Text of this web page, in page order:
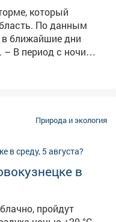
который
данным
в ближайшие дни
по области
днём местами
ветра 18-23 м/с,
погода выше
ветра до 14 м/с.
области
И опять
Природа и экология
в